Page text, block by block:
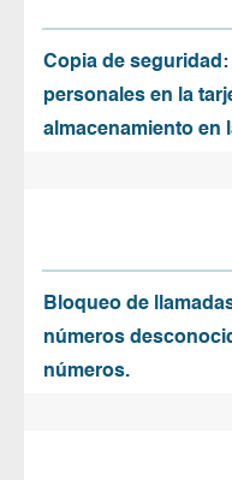
Copia de
personales en la
almacenamiento en
Bloqueo de
números
números.